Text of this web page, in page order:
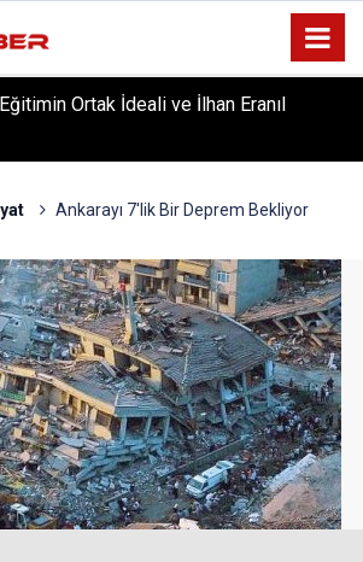
‘YAZA MERHABA’ COŞKUSU: Kursiyerler
Eğlendi!
Ankarayı 7'lik Bir Deprem Bekliyor